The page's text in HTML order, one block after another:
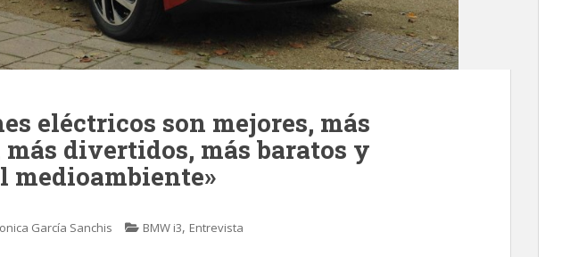
eléctricos son mejores, más
más divertidos, más baratos y
medioambiente»
García Sanchis BMW i3, Entrevista